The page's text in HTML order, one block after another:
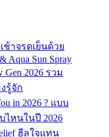
ช้าจรดเย็นด้วย
Aqua Sun Spray
2026 รวม
รู้จัก
in 2026 ? แบบ
หนในปี 2026
ฮีลใจแทน